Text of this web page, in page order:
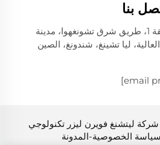
بنا
Add: المكتب رقم 1، المنطقة 1، طريق شرق تشونغهوا، مدينة
ليا تشينغ، شندونغ، الصين
حقوق النشر © 2024 شركة ليتشنغ فويرن ليزر تكنولوجي
سياسة الخصوصية-المدونة